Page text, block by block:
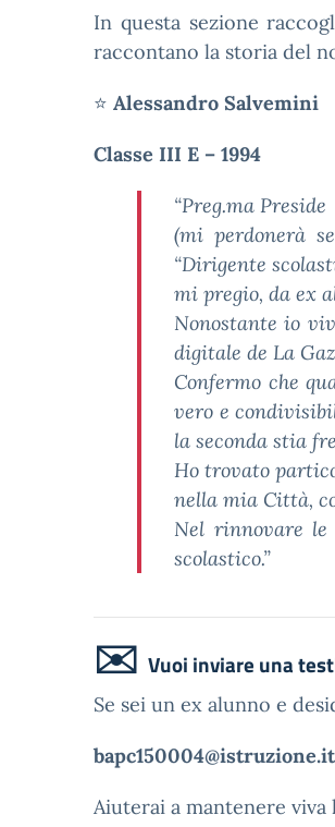
In questa sezione
raccontano la storia del
⭐ Alessandro Salvemini
Classe III E – 1994
“Preg.ma Preside
(mi perdonerà
“Dirigente
mi pregio, da ex
Nonostante io
digitale de La
Confermo che
vero e
la seconda stia
Ho trovato
nella mia Città,
Nel rinnovare
scolastico.”
✉️ Vuoi inviare una
Se sei un ex alunno e
bapc150004@istruzione.it
Aiuterai a mantenere